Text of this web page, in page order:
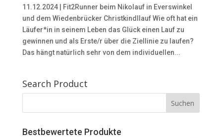
11.12.2024 | Fit2Runner beim Nikolauf in Everswinkel
und dem Wiedenbrücker Christkindllauf Wie oft hat ein
Läufer*in in seinem Leben das Glück einen Lauf zu
gewinnen und als Erste/r über die Ziellinie zu laufen?
Das hängt natürlich sehr von dem individuellen...
Search Product
Bestbewertete Produkte